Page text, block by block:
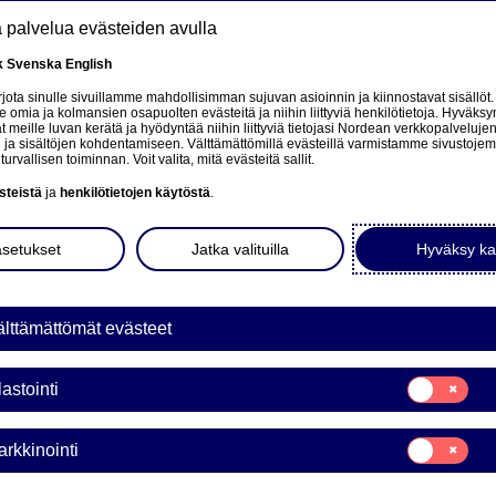
Tietoa meistä Sijoittajat Uutiset & analyysit
yhtiökokouksen
päätökset
| 17-03-2016 20:20
palvelua evästeiden avulla
Svenska English
sinulle sivuillamme mahdollisimman sujuvan asioinnin ja kiinnostavat sisällöt.
omia ja kolmansien osapuolten evästeitä ja niihin liittyviä henkilötietoja.
meille luvan kerätä ja hyödyntää niihin liittyviä tietojasi Nordean verkkopalvelujen
ja sisältöjen kohdentamiseen. Välttämättömillä evästeillä varmistamme
toiminnan. Voit valita, mitä evästeitä sallit.
ja henkilötietojen käytöstä.
Hyväksy
Jatka valituilla
evästeet
Tilastointi
Markkinointi